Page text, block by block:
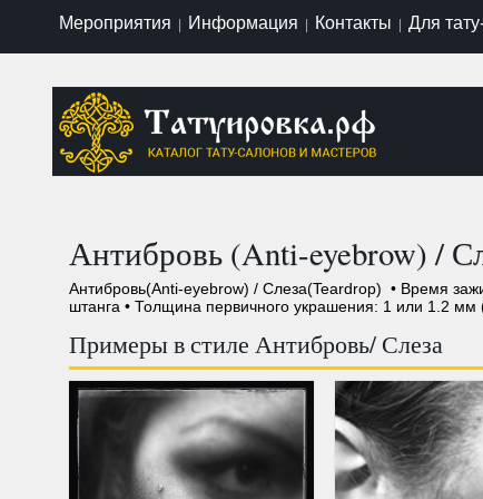
Мероприятия Информация Контакты Для
Антибровь (Anti-eyebrow) /
Антибровь(Anti-eyebrow) / Слеза(Teardrop) • Время
штанга • Толщина первичного украшения: 1 или 1.2
Примеры в стиле Антибровь/ Слеза